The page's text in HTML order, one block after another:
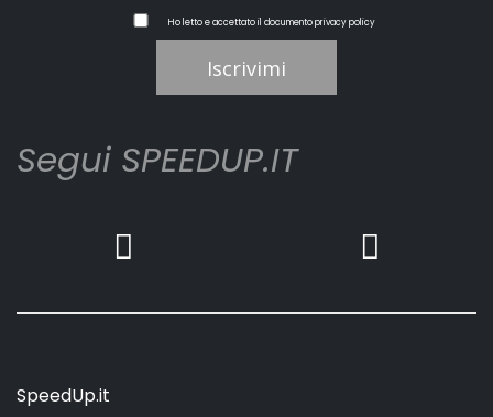
Ho letto e accettato il documentoprivacy policy
Iscrivimi
Segui SPEEDUP.IT
SpeedUp.it